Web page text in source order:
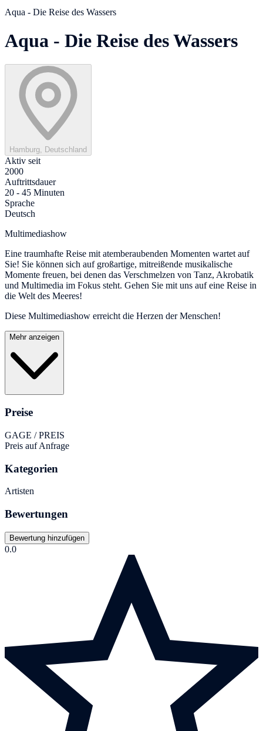
Aqua - Die Reise des Wassers
Aqua - Die Reise des Wassers
Hamburg, Deutschland
Aktiv seit
2000
Auftrittsdauer
20 - 45 Minuten
Sprache
Deutsch
Multimediashow
Eine traumhafte Reise mit atemberaubenden Momenten wartet auf
Sie! Sie können sich auf großartige, mitreißende musikalische
Momente freuen, bei denen das Verschmelzen von Tanz, Akrobatik
und Multimedia im Fokus steht. Gehen Sie mit uns auf eine Reise in
die Welt des Meeres!
Diese Multimediashow erreicht die Herzen der Menschen!
Mehr anzeigen
Preise
GAGE / PREIS
Preis auf Anfrage
Kategorien
Artisten
Bewertungen
Bewertung hinzufügen
0.0